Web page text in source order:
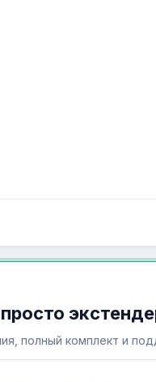
полный комплект и